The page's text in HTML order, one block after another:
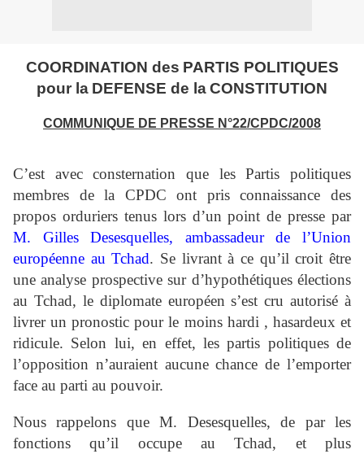
COORDINATION des PARTIS POLITIQUES
pour la DEFENSE de laCONSTITUTION
COMMUNIQUE DE PRESSE N°22/CPDC/2008
C’est avec consternation que les Partis politiques
membres de la CPDC ont pris connaissance des
propos orduriers tenus lors d’un point de presse par
M. Gilles Desesquelles, ambassadeur de l’Union
européenne au Tchad. Se livrant à ce qu’il croit être
une analyse prospective sur d’hypothétiques élections
au Tchad, le diplomate européen s’est cru autorisé à
livrer un pronostic pour le moins hardi , hasardeux et
ridicule. Selon lui, en effet, les partis politiques de
l’opposition n’auraient aucune chance de l’emporter
face au parti au pouvoir.
Nous rappelons que M. Desesquelles, de par les
fonctions qu’il occupe au Tchad, et plus